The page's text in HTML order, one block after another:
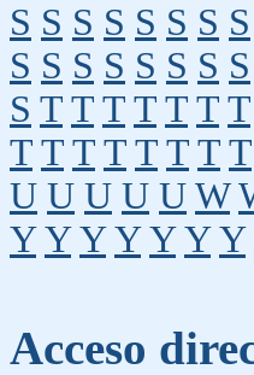
S S S S S S S S
S S S S S S S S
S T T T T T T T
T T T T T T T T
U U U U U W
Y Y Y Y Y Y Y
Acceso